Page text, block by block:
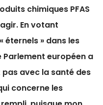
chimiques PFAS
En votant
éternels » dans les
européen a
avec la santé des
concerne les